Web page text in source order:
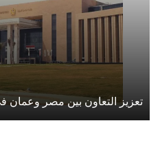
تعزيز التعاون بين مصر وعمان